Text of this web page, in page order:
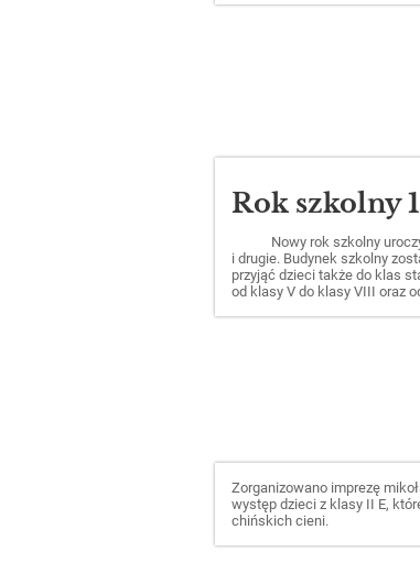
Rok szkolny
Nowy rok szkolny
i drugie. Budynek szkolny
przyjąć dzieci także do klas
od klasy V do klasy VIII oraz
Zorganizowano imprezę
występ dzieci z klasy II E,
chińskich cieni.